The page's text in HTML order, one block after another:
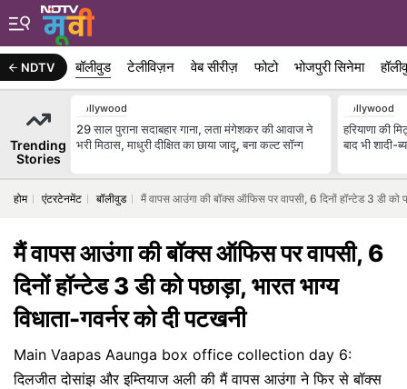
NDTV बॉलीवुड टेलीविज़न वेब सीरीज़ फोटो भोजपुरी सिनेमा
Trending
Stories
Bollywood
29 साल पुराना सदाबहार गाना, लता मंगेशकर की आवाज ने
भरी मिठास, माधुरी दीक्षित का छाया जादू, बना कल्ट सॉन्ग
Bollywood
हरियाणा की
बाद भी शादी-
होम एंटरटेनमेंट बॉलीवुड मैं वापस आउंगा की बॉक्स ऑफिस पर वापसी, 6 दिनों हॉन्टेड 3 डी को
मैं वापस आउंगा की बॉक्स ऑफिस पर वापसी, 6
दिनों हॉन्टेड 3 डी को पछाड़ा, भारत भाग्य
विधाता-गवर्नर को दी पटखनी
Main Vaapas Aaunga box office collection day 6:
दिलजीत दोसांझ और इम्तियाज अली की मैं वापस आउंगा ने फिर से बॉक्स